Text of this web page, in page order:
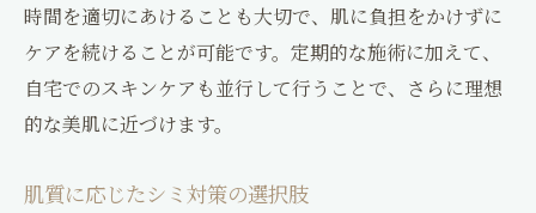
時間を適切にあけることも大切で、肌に負担をかけずに
ケアを続けることが可能です。定期的な施術に加えて、
自宅でのスキンケアも並行して行うことで、さらに理想
的な美肌に近づけます。
肌質に応じたシミ対策の選択肢